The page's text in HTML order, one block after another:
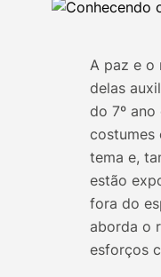
A paz e o
delas
do 7º
costumes
tema e,
estão
fora do
aborda o
esforços